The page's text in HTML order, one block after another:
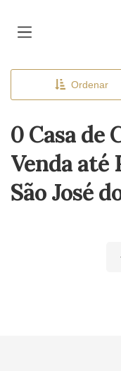
Ordenar
0 Casa de
Venda até
São José